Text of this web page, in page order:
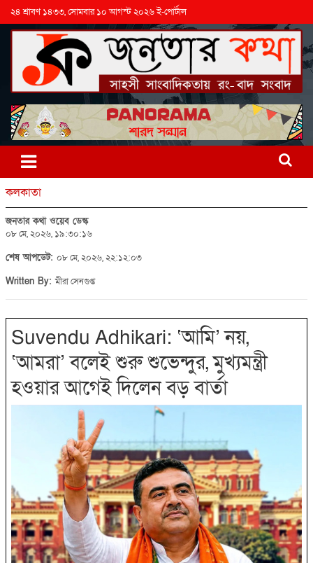
২৪ শ্রাবণ ১৪৩৩, সোমবার ১০ আগস্ট ২০২৬ ই-পোর্টাল
কলকাতা
জনতার কথা ওয়েব ডেস্ক
০৮ মে, ২০২৬, ১৯:৩০:১৬
শেষ আপডেট: ০৮ মে, ২০২৬, ২২:১২:০৩
Written By:মীরা সেনগুপ্ত
Suvendu Adhikari: ‘আমি’ নয়,
‘আমরা’ বলেই শুরু শুভেন্দুর, মুখ্যমন্ত্রী
হওয়ার আগেই দিলেন বড় বার্তা